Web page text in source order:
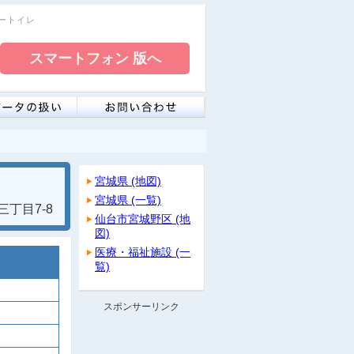
トイレ
丁目7-8
宮城県 (地図)
宮城県 (一覧)
仙台市宮城野区 (地
図)
医療・福祉施設 (一
覧)
スポンサーリンク